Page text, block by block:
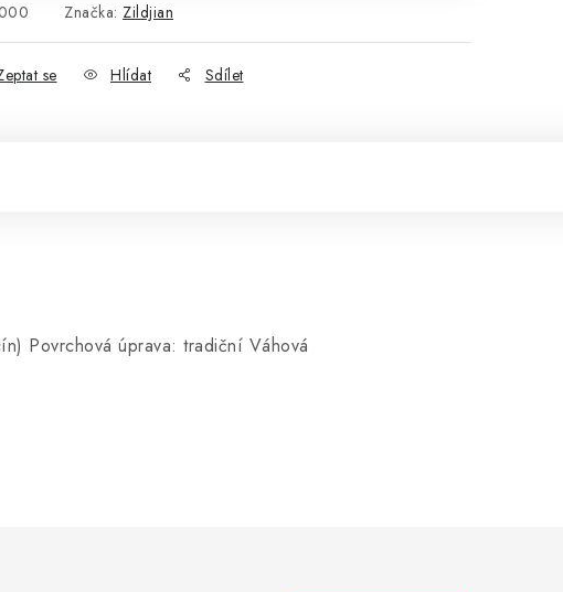
Značka: Zildjian
se Hlídat Sdílet
Povrchová úprava: tradiční Váhová